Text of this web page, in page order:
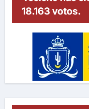
18.163 votos.